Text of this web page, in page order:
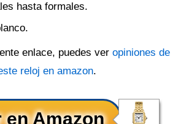
hasta formales.
enlace, puedes ver opiniones de
reloj en amazon.